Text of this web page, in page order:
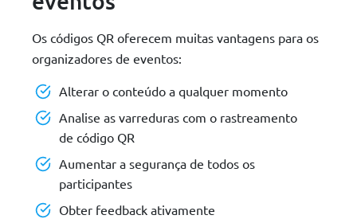
Os códigos QR oferecem muitas vantagens para os
organizadores de eventos:
Alterar o conteúdo a qualquer momento
Analise as varreduras com o rastreamento
de código QR
Aumentar a segurança de todos os
participantes
Obter feedback ativamente